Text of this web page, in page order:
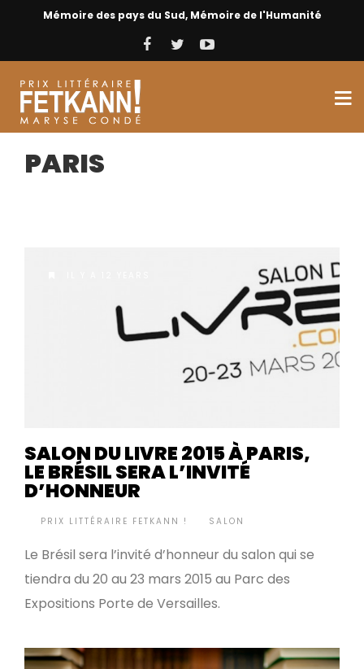
Mémoire des pays du Sud, Mémoire de l'Humanité
PARIS
SALON DU LIVRE 2015 À PARIS,
LE BRÉSIL SERA L’INVITÉ
D’HONNEUR
PRIX LITTÉRAIRE FETKANN ! SALON
Le Brésil sera l’invité d’honneur du salon qui se
tiendra du 20 au 23 mars 2015 au Parc des
Expositions Porte de Versailles.